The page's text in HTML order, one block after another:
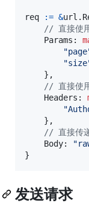
req := &url.
// 直接使
Params :
    },
// 直接使
Headers :
    },
// 直接传
Body:
}
发送请求